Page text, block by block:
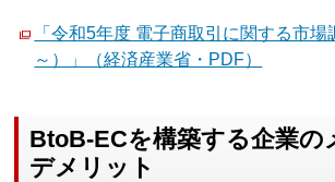
「令和5年度 電子商取引に関する市
～）」（経済産業省・PDF）
BtoB-ECを構築する企業の
デメリット